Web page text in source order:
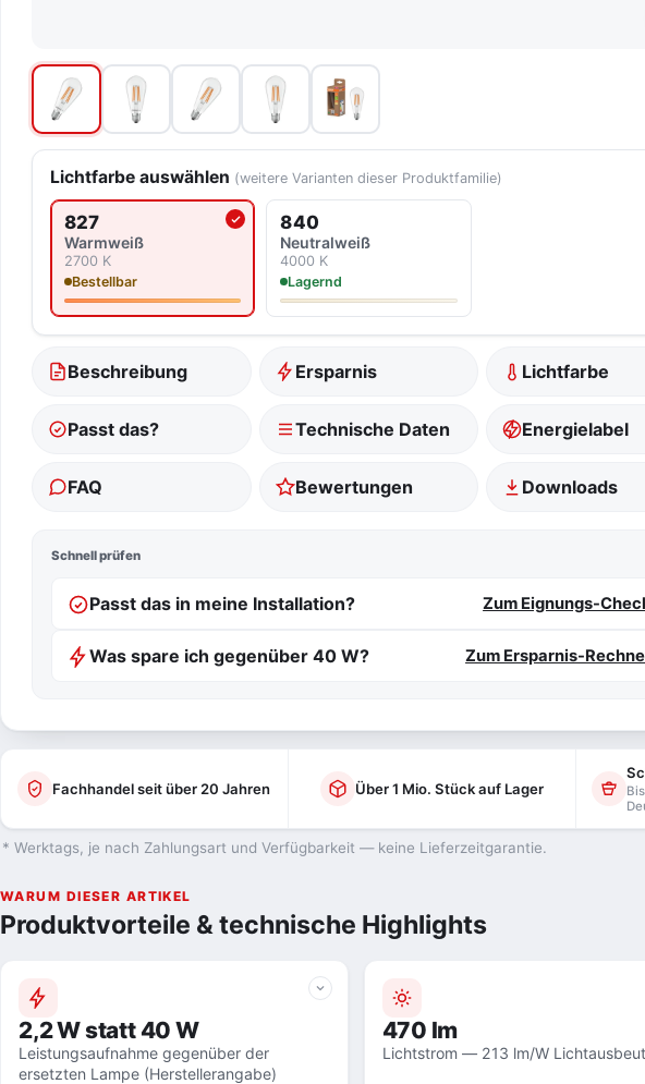
Lichtfarbe auswählen (weitere Varianten dieser Produktfamilie)
827
Warmweiß
2700 K
Bestellbar
Aktuell ausgewählte Lichtfarbe
840
Neutralweiß
4000 K
Lagernd
Beschreibung Ersparnis Lichtfarbe
Passt das? Technische Daten Energielabel
FAQ Bewertungen Downloads
Schnell prüfen
Passt das in meine Installation? Zum Eignungs-
Was spare ich gegenüber 40 W? Zum Ersparnis-
Fachhandel seit über 20 Jahren Über 1 Mio. Stück auf Lager
* Werktags, je nach Zahlungsart und Verfügbarkeit — keine Lieferzeitgarantie.
WARUM DIESER ARTIKEL
Produktvorteile & technische Highlights
2,2 W statt 40 W
Leistungsaufnahme gegenüber der
ersetzten Lampe (Herstellerangabe)
470 lm
Lichtstrom — 213 lm/W